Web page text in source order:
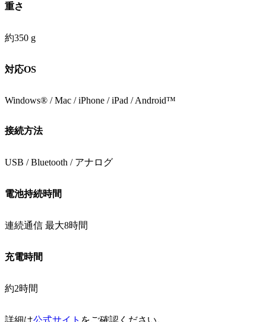
重さ
約350 g
対応OS
Windows® / Mac / iPhone / iPad / Android™
接続方法
USB / Bluetooth / アナログ
電池持続時間
連続通信 最大8時間
充電時間
約2時間
詳細は公式サイト をご確認ください。